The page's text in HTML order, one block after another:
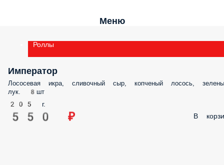
Меню
Роллы
Император
Лососевая икра, сливочный сыр, копченый лосось,
лук. 8шт
205 г.
550 ₽ В